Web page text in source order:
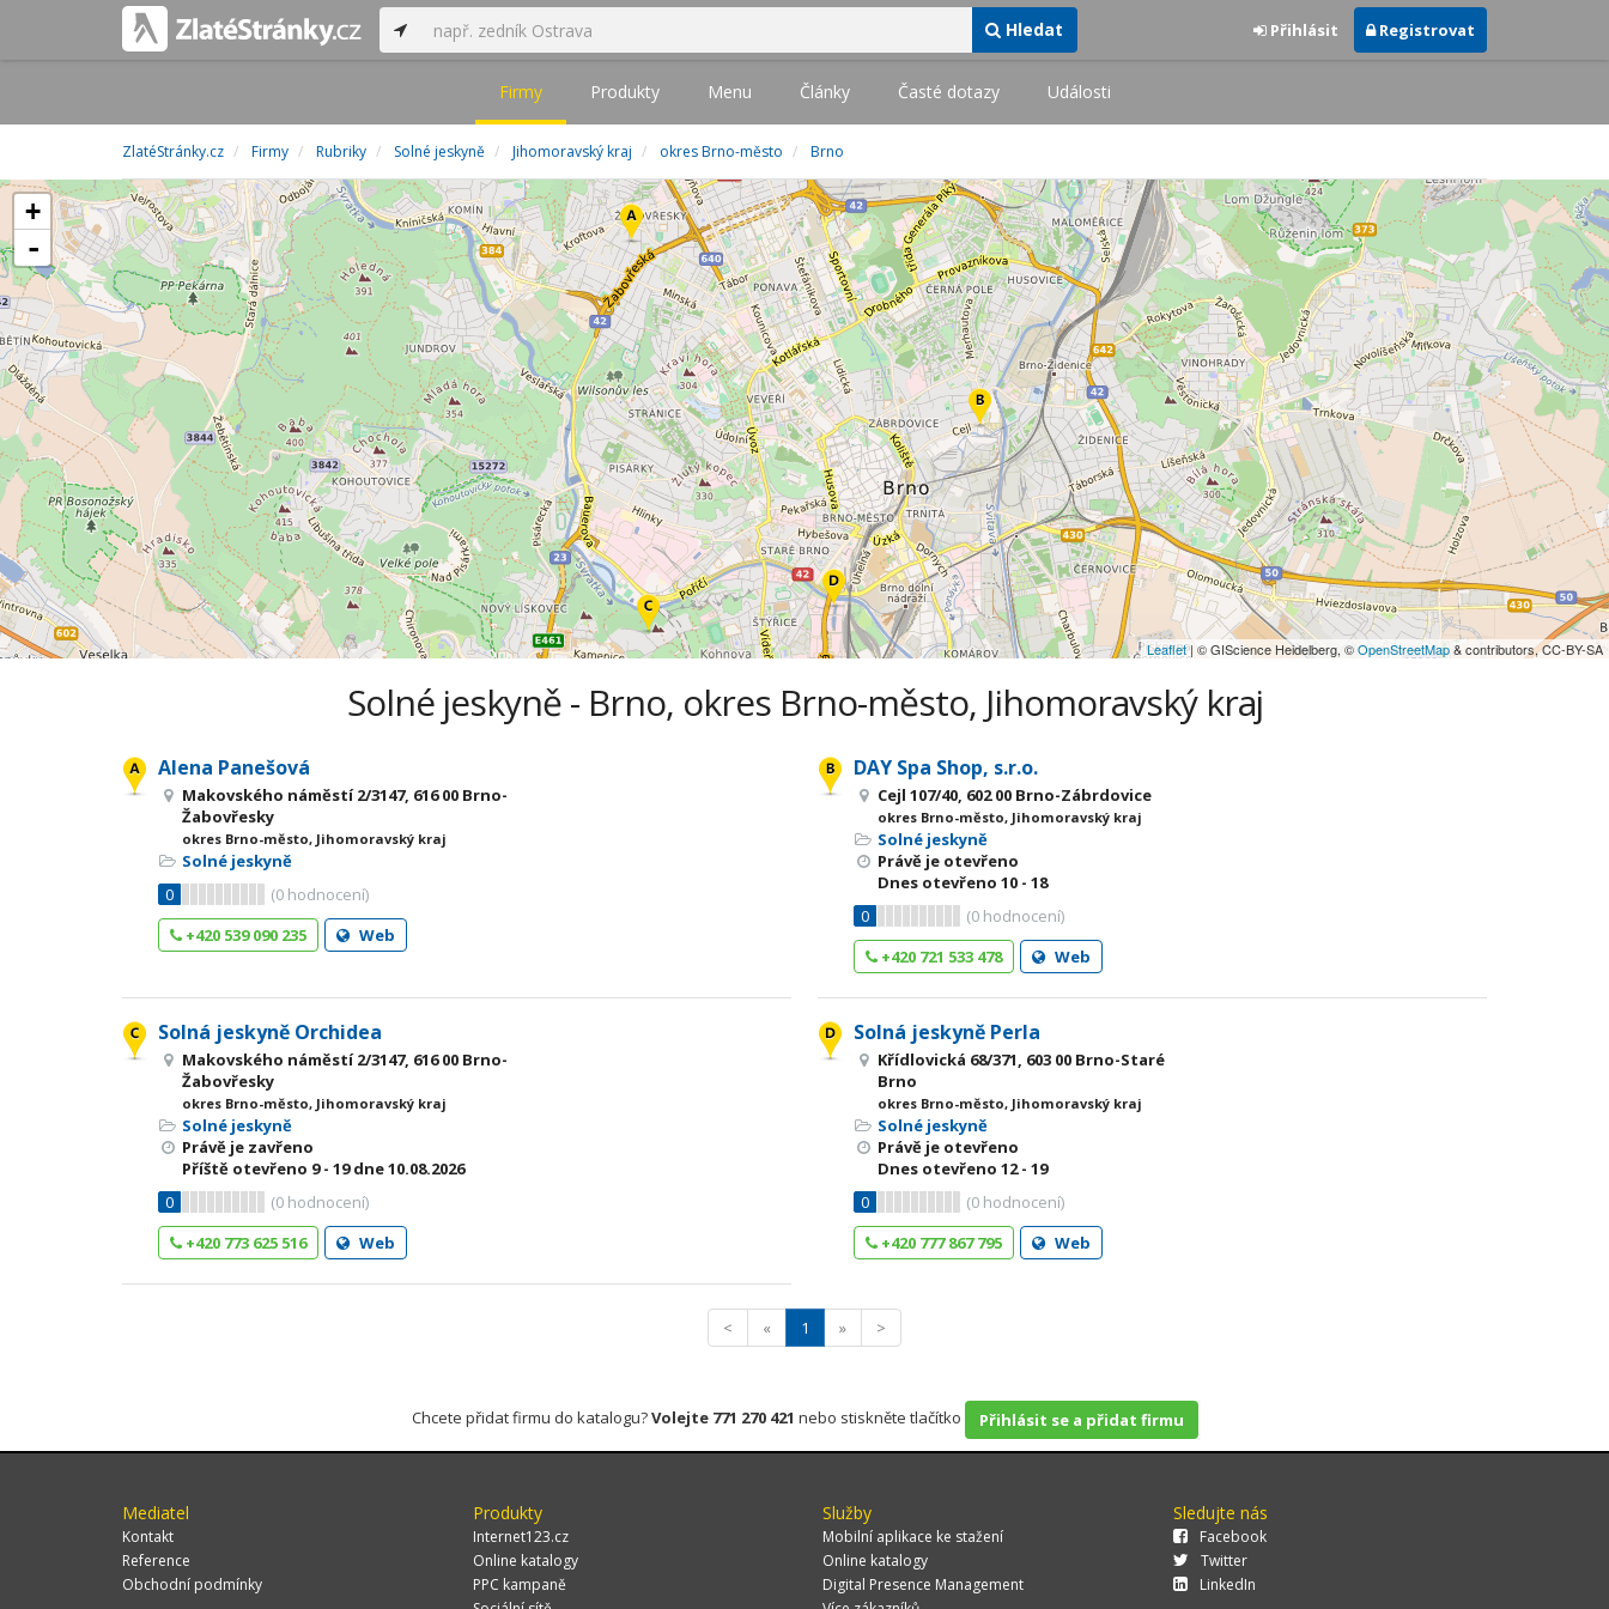
Hledat Přihlásit Registrovat
Firmy Produkty Menu Články Časté dotazy Události
ZlatéStránky.cz Firmy Rubriky Solné jeskyně Jihomoravský kraj okres Brno-město Brno
+
-
Leaflet| © GIScience Heidelberg, ©OpenStreetMap& contributors, CC-BY-SA
Solné jeskyně - Brno, okres Brno-město, Jihomoravský kraj
Alena Panešová
Makovského náměstí 2/3147, 616 00 Brno-
Žabovřesky
okres Brno-město, Jihomoravský kraj
Solné jeskyně
0
(0 hodnocení)
+420 539 090 235
Web
DAY Spa Shop, s.r.o.
Cejl 107/40, 602 00 Brno-Zábrdovice
okres Brno-město, Jihomoravský kraj
Solné jeskyně
Právě je otevřeno
Dnes otevřeno10 - 18
0
(0 hodnocení)
+420 721 533 478
Web
Solná jeskyně Orchidea
Makovského náměstí 2/3147, 616 00 Brno-
Žabovřesky
okres Brno-město, Jihomoravský kraj
Solné jeskyně
Právě je zavřeno
Příště otevřeno 9 - 19dne 10.08.2026
0
(0 hodnocení)
+420 773 625 516
Web
Solná jeskyně Perla
Křídlovická 68/371, 603 00 Brno-Staré
Brno
okres Brno-město, Jihomoravský kraj
Solné jeskyně
Právě je otevřeno
Dnes otevřeno12 - 19
0
(0 hodnocení)
+420 777 867 795
Web
< « 1 » >
Chcete přidat firmu do katalogu?Volejte 771 270 421 nebo stiskněte tlačítko Přihlásit se a přidat firmu
Mediatel
Kontakt
Reference
Obchodní podmínky
Produkty
Internet123.cz
Online katalogy
PPC kampaně
Služby
Mobilní aplikace ke stažení
Online katalogy
Digital Presence Management
Sledujte nás
Facebook
Twitter
LinkedIn